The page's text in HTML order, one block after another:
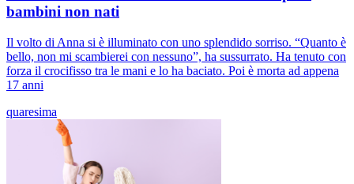
bambini non nati
Il volto di Anna si è illuminato con uno splendido sorriso. “Quanto è
bello, non mi scambierei con nessuno”, ha sussurrato. Ha tenuto con
forza il crocifisso tra le mani e lo ha baciato. Poi è morta ad appena
17 anni
quaresima